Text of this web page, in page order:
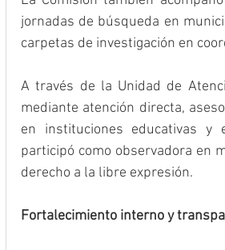
jornadas de búsqueda en
carpetas de investigación en
A través de la Unidad de
mediante atención directa,
en instituciones educativas y
participó como observadora en
derecho a la libre expresión.
Fortalecimiento interno y